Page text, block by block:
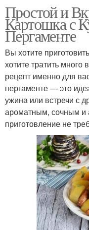
Простой и
Картошка с
Пергаменте
Вы хотите
хотите тратить много
рецепт именно для
пергаменте — это
ужина или встречи с
ароматным, сочным и
приготовление не